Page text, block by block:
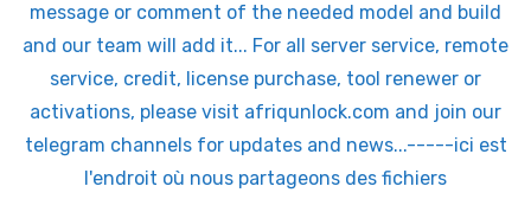
message or comment of the needed model and build
and our team will add it... For all server service, remote
service, credit, license purchase, tool renewer or
activations, please visit afriqunlock.com and join our
telegram channels for updates and news...-----ici est
l'endroit où nous partageons des fichiers